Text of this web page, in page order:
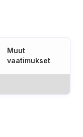
Muut
vaatimukset